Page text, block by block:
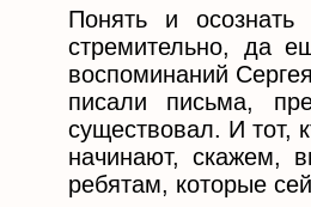
Понять и осознать
стремительно, да
воспоминаний
писали письма,
существовал. И тот,
начинают, скажем,
ребятам, которые